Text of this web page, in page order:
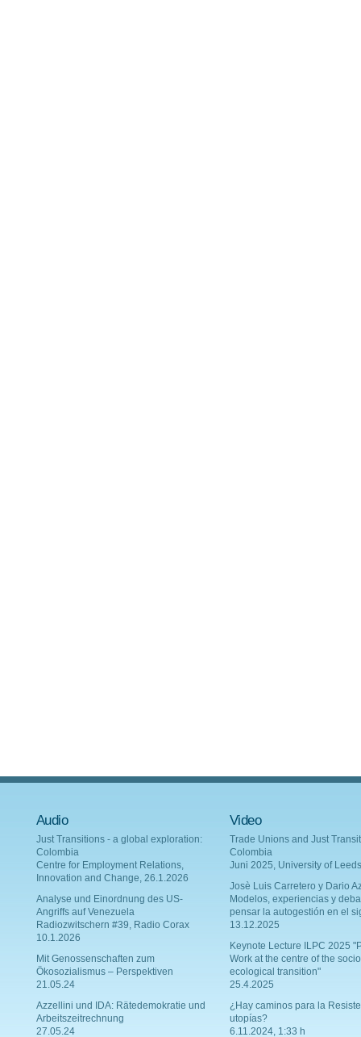
Audio
Just Transitions - a global exploration:
Colombia
Centre for Employment Relations,
Innovation and Change, 26.1.2026
Analyse und Einordnung des US-
Angriffs auf Venezuela
Radiozwitschern #39, Radio Corax
10.1.2026
Mit Genossenschaften zum
Ökosozialismus – Perspektiven
21.05.24
Azzellini und IDA: Rätedemokratie und
Arbeitszeitrechnung
27.05.24
Video
Trade Unions and Just
Colombia
Juni 2025, University of Leeds
Josè Luis Carretero y Dario
Modelos, experiencias y
pensar la autogestión en el
13.12.2025
Keynote Lecture ILPC 2025
Work at the centre of the
ecological transition"
25.4.2025
¿Hay caminos para la
utopías?
6.11.2024, 1:33 h